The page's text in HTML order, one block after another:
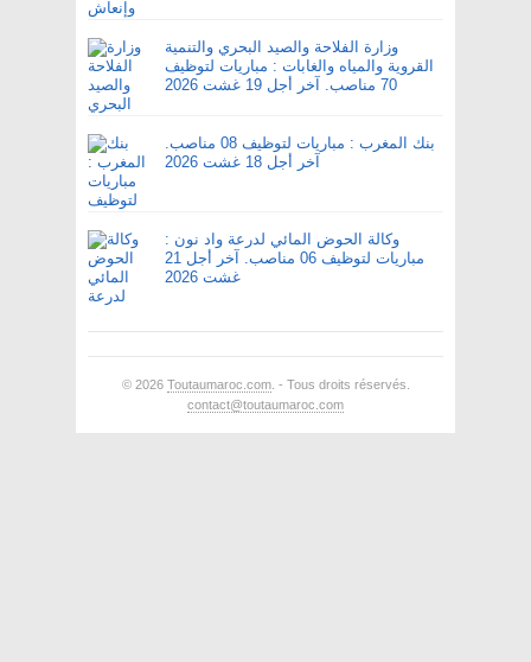
وزارة الفلاحة والصيد البحري والتنمية
القروية والمياه والغابات : مباريات لتوظيف
70 مناصب. آخر أجل 19 غشت 2026
بنك المغرب : مباريات لتوظيف 08 مناصب.
آخر أجل 18 غشت 2026
وكالة الحوض المائي لدرعة واد نون :
مباريات لتوظيف 06 مناصب. آخر أجل 21
غشت 2026
© 2026 Toutaumaroc.com. - Tous droits réservés.
contact@toutaumaroc.com